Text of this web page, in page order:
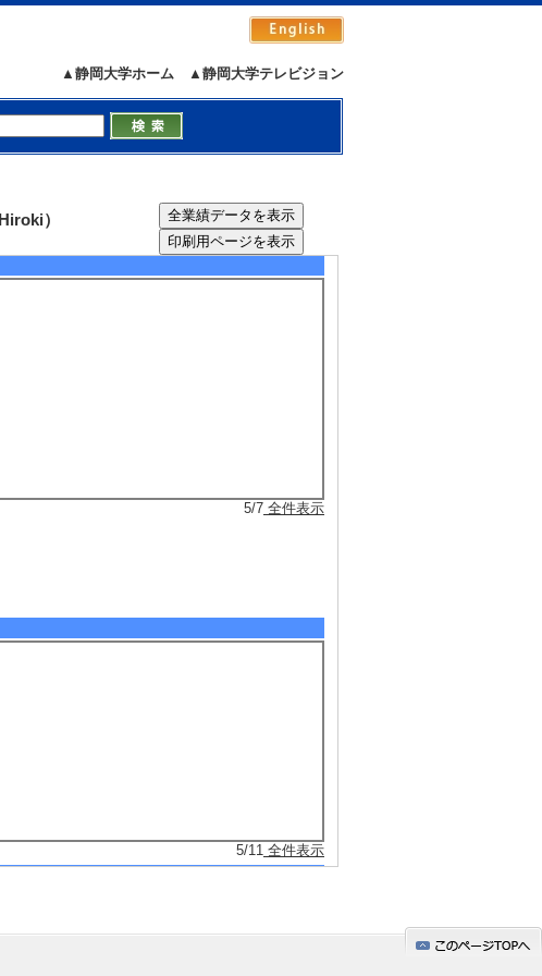
▲静岡大学テレビジョン
▲静岡大学ホーム
）
of eye pigmentation-related ABC tra
duplication of the white gene. Zoological S
2018年9月)
5/6全件表示
5/7 全件表示
5/11 全件表示